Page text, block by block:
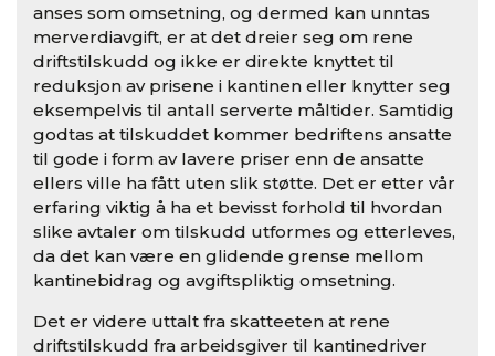
anses som omsetning, og dermed kan unntas
merverdiavgift, er at det dreier seg om rene
driftstilskudd og ikke er direkte knyttet til
reduksjon av prisene i kantinen eller knytter seg
eksempelvis til antall serverte måltider. Samtidig
godtas at tilskuddet kommer bedriftens ansatte
til gode i form av lavere priser enn de ansatte
ellers ville ha fått uten slik støtte. Det er etter vår
erfaring viktig å ha et bevisst forhold til hvordan
slike avtaler om tilskudd utformes og etterleves,
da det kan være en glidende grense mellom
kantinebidrag og avgiftspliktig omsetning.
Det er videre uttalt fra skatteeten at rene
driftstilskudd fra arbeidsgiver til kantinedriver